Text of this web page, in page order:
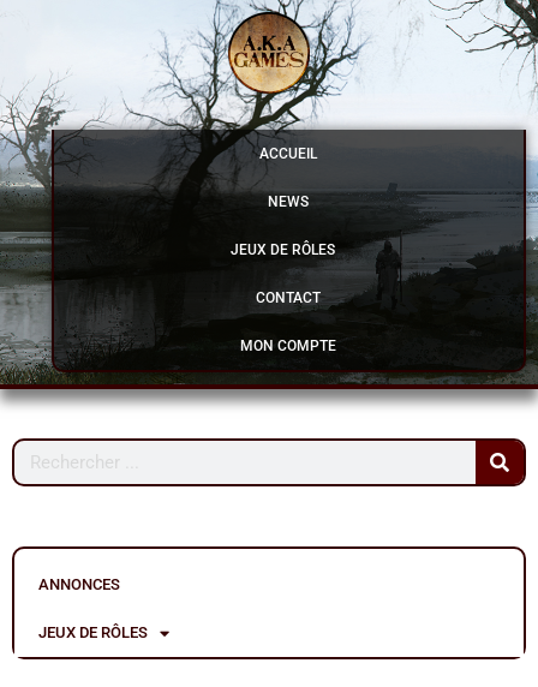
contenu
ACCUEIL
NEWS
JEUX DE RÔLES
CONTACT
MON COMPTE
Rechercher
ANNONCES
JEUX DE RÔLES